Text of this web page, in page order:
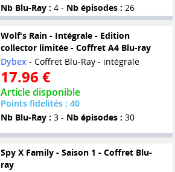
Nb Blu-Ray : 4 - Nb épisodes : 26
Wolf's Rain - Intégrale - Edition
collector limitée - Coffret A4 Blu-ray
Dybex- Coffret Blu-Ray - intégrale
17.96 €
Article disponible
Points fidelités : 40
Nb Blu-Ray : 3 - Nb épisodes : 30
Spy X Family - Saison 1 - Coffret Blu-
ray